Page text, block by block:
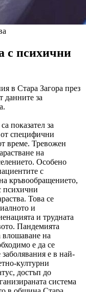
с психични
в Стара Загора през
данните за
показател за
от специфични
време. Тревожен
на
Особено
с
кръвообращението,
психични
Това се
и
и трудната
Пандемията
на
е да се
е в най-
културни
достъп до
система